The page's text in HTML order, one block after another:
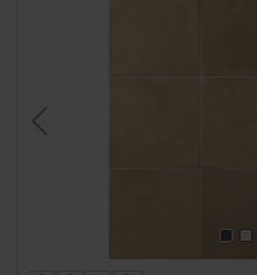
Previous